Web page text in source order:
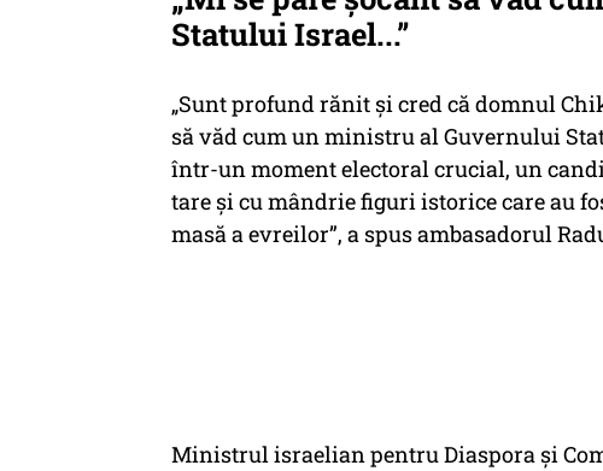
Statului Israel...”
„Sunt profund rănit și cred că domnul
să văd cum un ministru al Guvernului
într-un moment electoral crucial, un
tare și cu mândrie figuri istorice care au
masă a evreilor”, a spus ambasadorul
Ministrul israelian pentru Diaspora și